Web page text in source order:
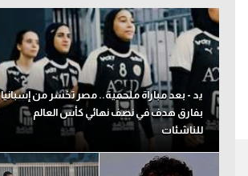
تحقيق في الجول
تقرير في الجول
تحليل في الجول
حكايات في الجول
كويز في الجول
فيديو في الجول
يد - بعد مباراة ملحمية.. مصر تخسر من إسبانيا
بفارق هدف في نصف نهائي كأس العالم
للناشئات